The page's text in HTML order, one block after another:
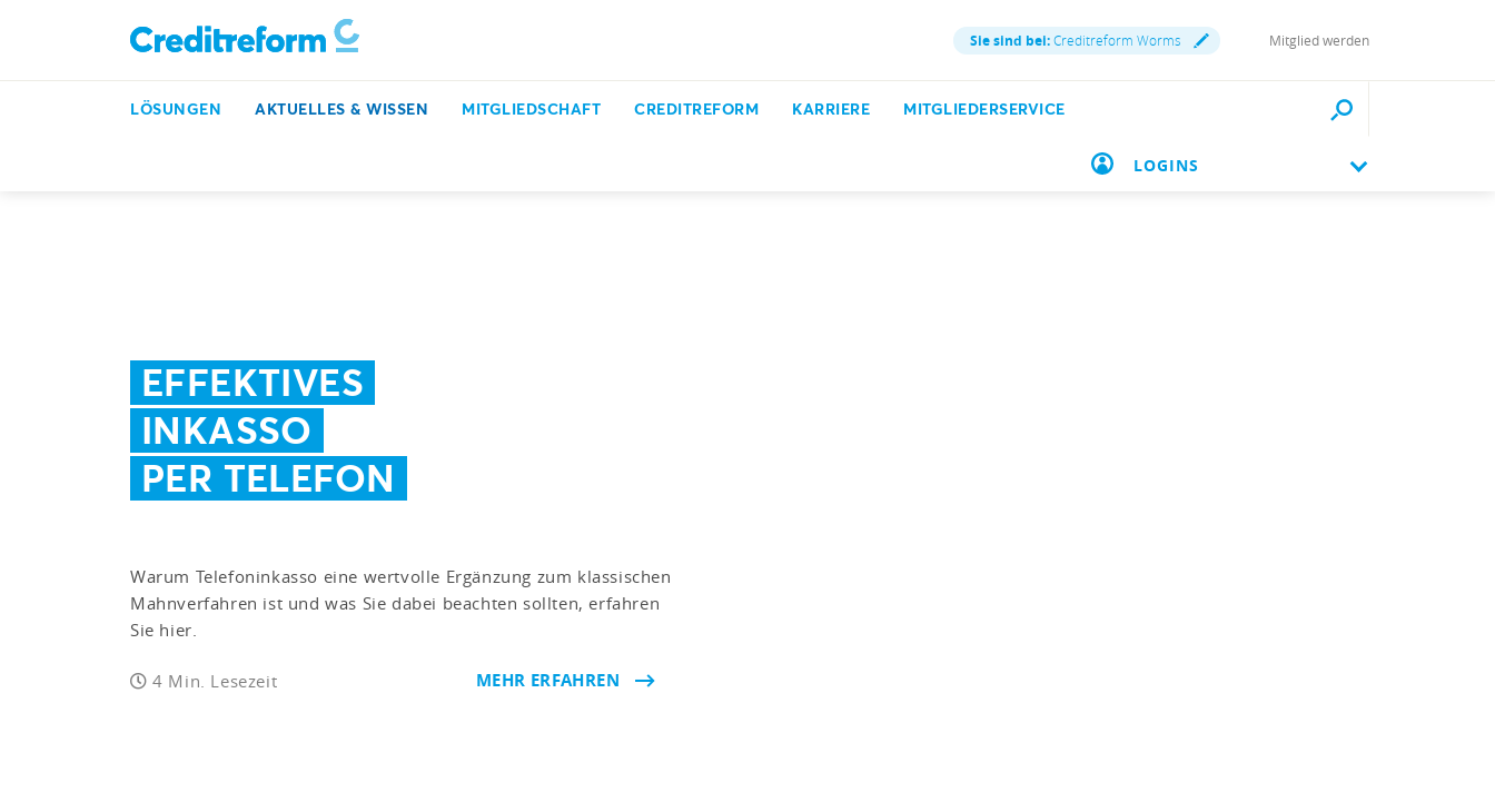
Sie sind bei:Creditreform Worms Mitglied werden
LÖSUNGEN AKTUELLES & WISSEN MITGLIEDSCHAFT CREDITREFORM KARRIERE MITGLIEDERSERVICE
LOGINS
EFFEKTIVES
INKASSO
PER TELEFON
Warum Telefoninkasso eine wertvolle Ergänzung zum klassischen
Mahnverfahren ist und was Sie dabei beachten sollten, erfahren
Sie hier.
4 Min. Lesezeit MEHR ERFAHREN